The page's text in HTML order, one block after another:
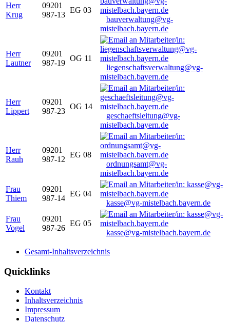
Herr
Krug
09201
987-13
EG 03
bauverwaltung@vg-
mistelbach.bayern.de
Herr
Lautner
09201
987-19
OG 11
liegenschaftsverwaltung@vg-
mistelbach.bayern.de
Herr
Lippert
09201
987-23
OG 14
geschaeftsleitung@vg-
mistelbach.bayern.de
Herr
Rauh
09201
987-12
EG 08
ordnungsamt@vg-
mistelbach.bayern.de
Frau
Thiem
09201
987-14
EG 04
kasse@vg-mistelbach.bayern.de
Frau
Vogel
09201
987-26
EG 05
kasse@vg-mistelbach.bayern.de
Gesamt-Inhaltsverzeichnis
Quicklinks
Kontakt
Inhaltsverzeichnis
Impressum
Datenschutz